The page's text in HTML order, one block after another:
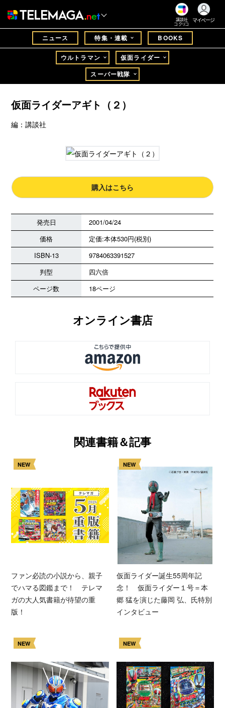
講談社
コクリコ
マイページ
ニュース 特集・連載 BOOKS
ウルトラマン
仮面ライダー
スーパー戦隊
仮面ライダーアギト（２）
編：講談社
購入はこちら
発売日
2001/04/24
価格
定価:本体530円(税別)
ISBN-13
9784063391527
判型
四六倍
ページ数
18ページ
オンライン書店
関連書籍＆記事
NEW
ファン必読の小説から、親子
でハマる図鑑まで！ テレマ
ガの大人気書籍が待望の重
版！
NEW
仮面ライダー誕生55周年記
念！ 仮面ライダー１号＝本
郷 猛を演じた藤岡 弘、氏特別
インタビュー
NEW NEW